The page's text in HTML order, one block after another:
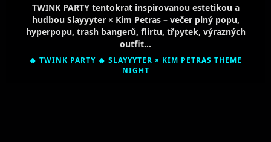
TWINK PARTY tentokrat inspirovanou estetikou a
hudbou Slayyyter × Kim Petras – večer plný popu,
hyperpopu, trash bangerů, flirtu, třpytek, výrazných
outfit…
🔥 TWINK PARTY 🔥 SLAYYYTER × KIM PETRAS THEME
NIGHT